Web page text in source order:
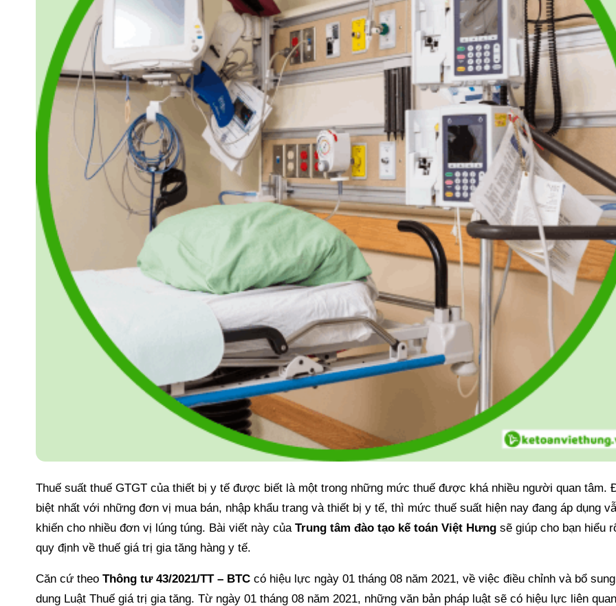
Thuế suất thuế GTGT của thiết bị y tế được biết là một trong những mức thuế được khá nhiều người quan tâm.
biệt nhất với những đơn vị mua bán, nhập khẩu trang và thiết bị y tế, thì mức thuế suất hiện nay đang áp dụng
khiến cho nhiều đơn vị lúng túng. Bài viết này của Trung tâm đào tạo kế toán Việt Hưng sẽ giúp cho bạn hiểu
quy định về thuế giá trị gia tăng hàng y tế.
Căn cứ theo Thông tư 43/2021/TT – BTC có hiệu lực ngày 01 tháng 08 năm 2021, về việc điều chỉnh và bổ
dung Luật Thuế giá trị gia tăng. Từ ngày 01 tháng 08 năm 2021, những văn bản pháp luật sẽ có hiệu lực liên